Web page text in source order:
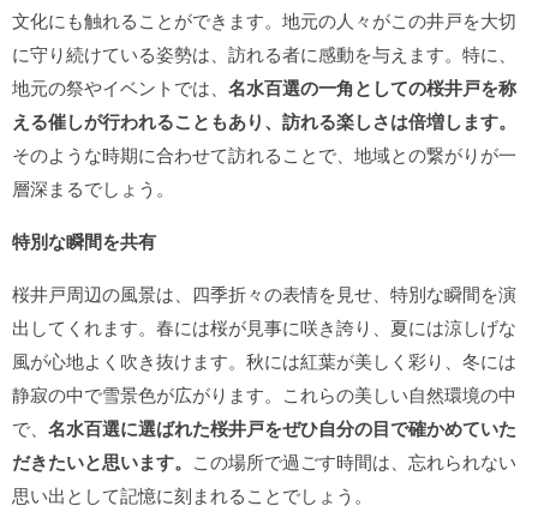
文化にも触れることができます。地元の人々がこの井戸を大切
に守り続けている姿勢は、訪れる者に感動を与えます。特に、
地元の祭やイベントでは、 名水百選の一角としての桜井戸を称
える催しが行われることもあり、訪れる楽しさは倍増します。
そのような時期に合わせて訪れることで、地域との繋がりが一
層深まるでしょう。
特別な瞬間を共有
桜井戸周辺の風景は、四季折々の表情を見せ、特別な瞬間を演
出してくれます。春には桜が見事に咲き誇り、夏には涼しげな
風が心地よく吹き抜けます。秋には紅葉が美しく彩り、冬には
静寂の中で雪景色が広がります。これらの美しい自然環境の中
で、 名水百選に選ばれた桜井戸をぜひ自分の目で確かめていた
だきたいと思います。 この場所で過ごす時間は、忘れられない
思い出として記憶に刻まれることでしょう。